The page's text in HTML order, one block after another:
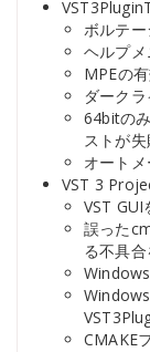
ボルテ
ヘルプ
MPEの
ダーク
64bitの
ストが
オート
VST 3
VST GUI
誤った
る不具
CMAKE